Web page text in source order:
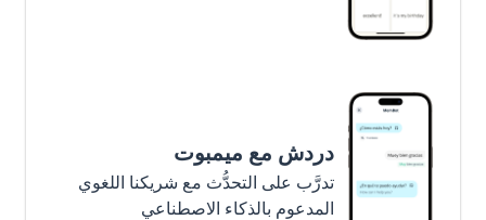
دردش مع ميمبوت
تدرَّب على التحدُّث مع شريكنا اللغوي
المدعوم بالذكاء الاصطناعي